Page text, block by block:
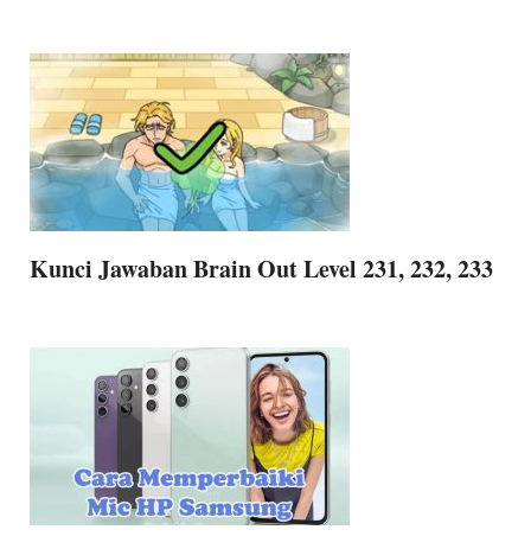
Kunci Jawaban Brain Out Level 231, 232, 233